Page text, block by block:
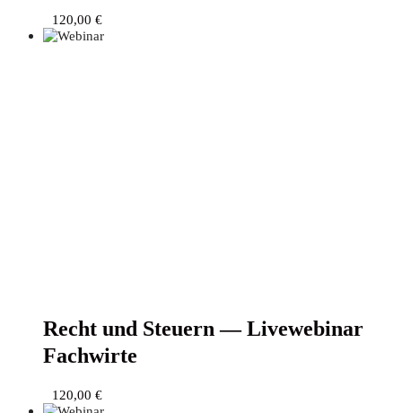
120,00 €
Recht und Steu­ern — Live­web­i­nar
Fachwirte
120,00 €